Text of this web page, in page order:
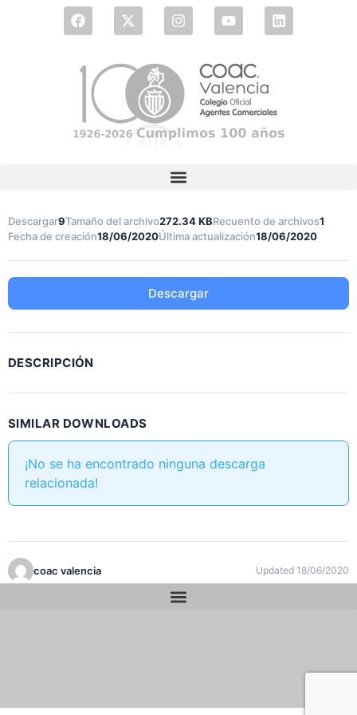
Descargar9Tamaño del archivo272.34 KBRecuento de archivos1
Fecha de creación18/06/2020Última actualización18/06/2020
Descargar
DESCRIPCIÓN
SIMILAR DOWNLOADS
¡No se ha encontrado ninguna descarga
relacionada!
coac valencia Updated 18/06/2020